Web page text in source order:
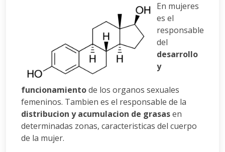
En mujeres
es el
responsable
del
desarrollo
y
funcionamientode los organos sexuales
femeninos. Tambien es el responsable de la
distribucion y acumulacion de grasasen
determinadas zonas, caracteristicas del cuerpo
de la mujer.